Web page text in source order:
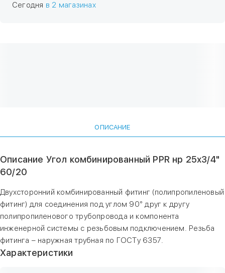
Сегодня в 2 магазинах
ОПИСАНИЕ
Описание Угол комбинированный PPR нр 25х3/4"
60/20
Двухсторонний комбинированный фитинг (полипропиленовый
фитинг) для соединения под углом 90° друг к другу
полипропиленового трубопровода и компонента
инженерной системы с резьбовым подключением. Резьба
фитинга – наружная трубная по ГОСТу 6357.
Характеристики